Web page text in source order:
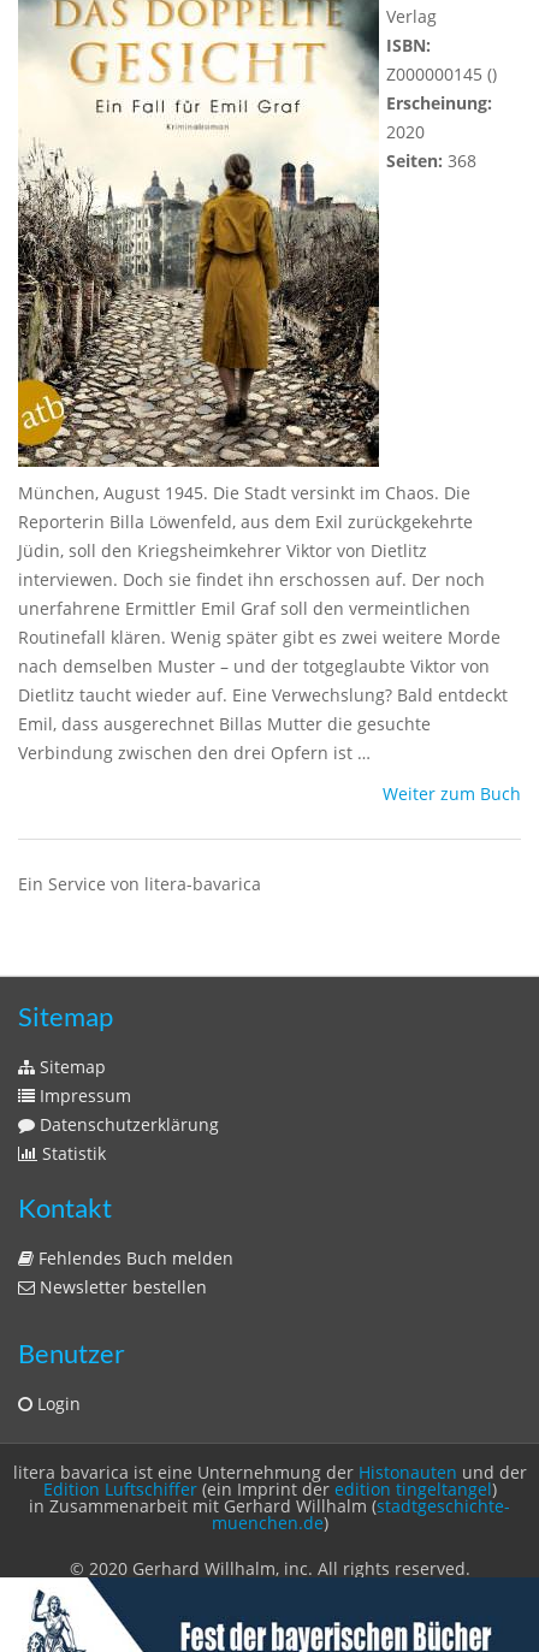
Verlag
ISBN:
Z000000145 ()
Erscheinung:
2020
Seiten: 368
München, August 1945. Die Stadt versinkt im Chaos. Die
Reporterin Billa Löwenfeld, aus dem Exil zurückgekehrte
Jüdin, soll den Kriegsheimkehrer Viktor von Dietlitz
interviewen. Doch sie findet ihn erschossen auf. Der noch
unerfahrene Ermittler Emil Graf soll den vermeintlichen
Routinefall klären. Wenig später gibt es zwei weitere Morde
nach demselben Muster – und der totgeglaubte Viktor von
Dietlitz taucht wieder auf. Eine Verwechslung? Bald entdeckt
Emil, dass ausgerechnet Billas Mutter die gesuchte
Verbindung zwischen den drei Opfern ist …
Weiter zum Buch
Ein Service von litera-bavarica
Sitemap
Sitemap
Impressum
Datenschutzerklärung
Statistik
Kontakt
Fehlendes Buch melden
Newsletter bestellen
Benutzer
Login
litera bavarica ist eine Unternehmung der Histonauten und der
Edition Luftschiffer(ein Imprint der edition tingeltangel)
in Zusammenarbeit mit Gerhard Willhalm (stadtgeschichte-
muenchen.de)
© 2020 Gerhard Willhalm, inc. All rights reserved.